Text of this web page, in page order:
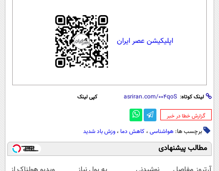
اپلیکیشن عصر ایران
لینک کوتاه: کپی لینک
‌گزارش خطا در خبر
برچسب ها: هواشناسی ، کاهش دما ، وزش باد شدید
مطالب پیشنهادی